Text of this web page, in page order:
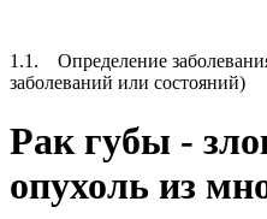
1.1. Определение
заболеваний или состояний)
Рак губы -
опухоль из